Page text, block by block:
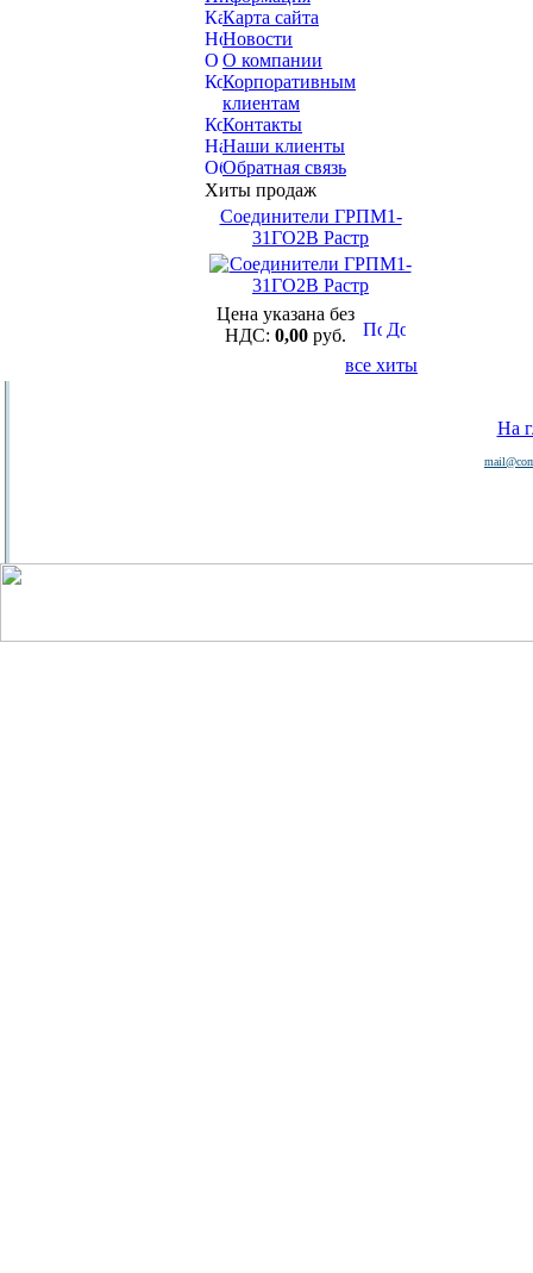
Карта сайта
Новости
О компании
Корпоративным
клиентам
Контакты
Наши клиенты
Обратная связь
Хиты продаж
Соединители ГРПМ1-
31ГО2В Растр
Цена указана без
НДС: 0,00руб.
все хиты
На